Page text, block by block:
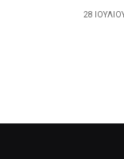
28